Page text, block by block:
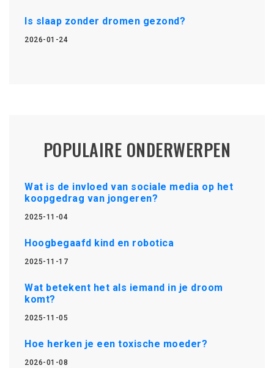
Is slaap zonder dromen gezond?
2026-01-24
POPULAIRE ONDERWERPEN
Wat is de invloed van sociale media op het
koopgedrag van jongeren?
2025-11-04
Hoogbegaafd kind en robotica
2025-11-17
Wat betekent het als iemand in je droom
komt?
2025-11-05
Hoe herken je een toxische moeder?
2026-01-08